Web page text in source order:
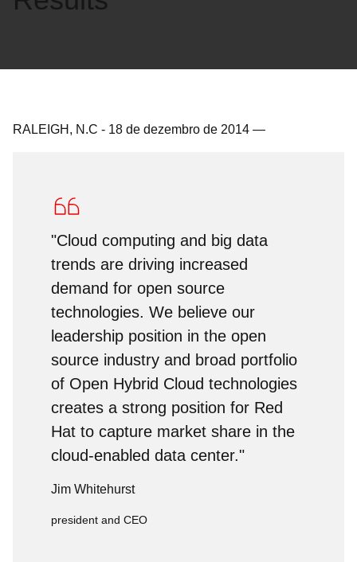
RALEIGH, N.C - 18 de dezembro de 2014 —
"Cloud computing and big data
trends are driving increased
demand for open source
technologies. We believe our
leadership position in the open
source industry and broad portfolio
of Open Hybrid Cloud technologies
creates a strong position for Red
Hat to capture market share in the
cloud-enabled data center."
Jim Whitehurst
president and CEO